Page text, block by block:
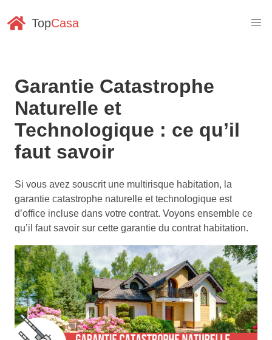
TopCasa
Garantie Catastrophe
Naturelle et
Technologique : ce qu’il
faut savoir
Si vous avez souscrit une multirisque habitation, la
garantie catastrophe naturelle et technologique est
d’office incluse dans votre contrat. Voyons ensemble ce
qu’il faut savoir sur cette garantie du contrat habitation.